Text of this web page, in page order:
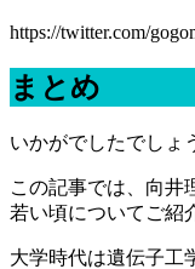
https://twitter.com/
まとめ
いかがでしたでしょ
この記事では、向井
若い頃についてご紹
大学時代は遺伝子工